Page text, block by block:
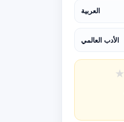
العربية
الأدب العالمي
★